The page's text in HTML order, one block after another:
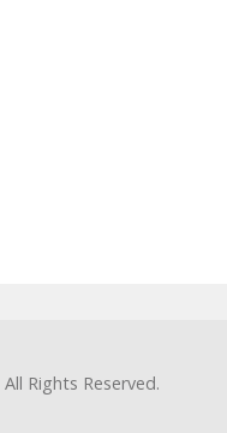
All Rights Reserved.